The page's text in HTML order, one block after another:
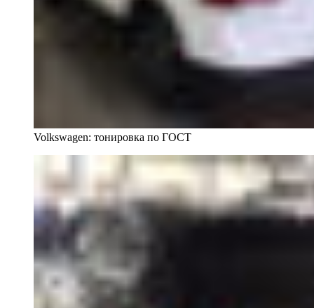
Volkswagen: тонировка по ГОСТ